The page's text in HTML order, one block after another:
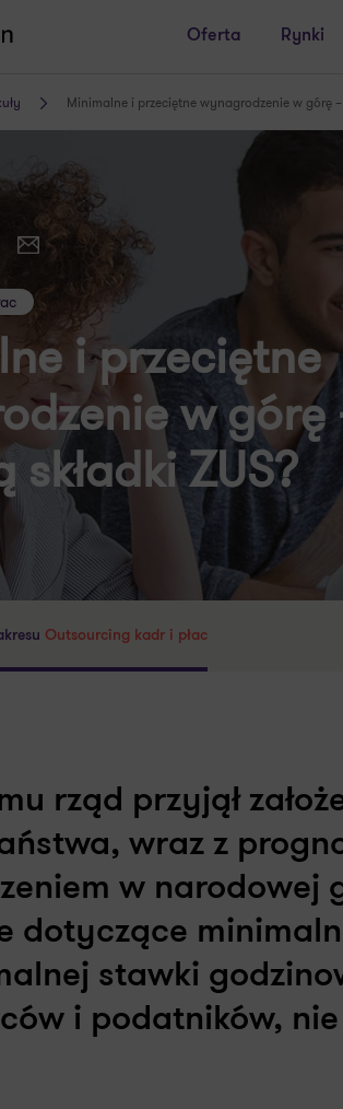
Oferta Rynki
Minimalne i przeciętne wynagrodzenie w górę –
E-mail
i przeciętne
w górę
składki ZUS?
Outsourcing kadr i płac
rząd przyjął
wraz z
w narodowej
dotyczące
stawki
i podatników, nie